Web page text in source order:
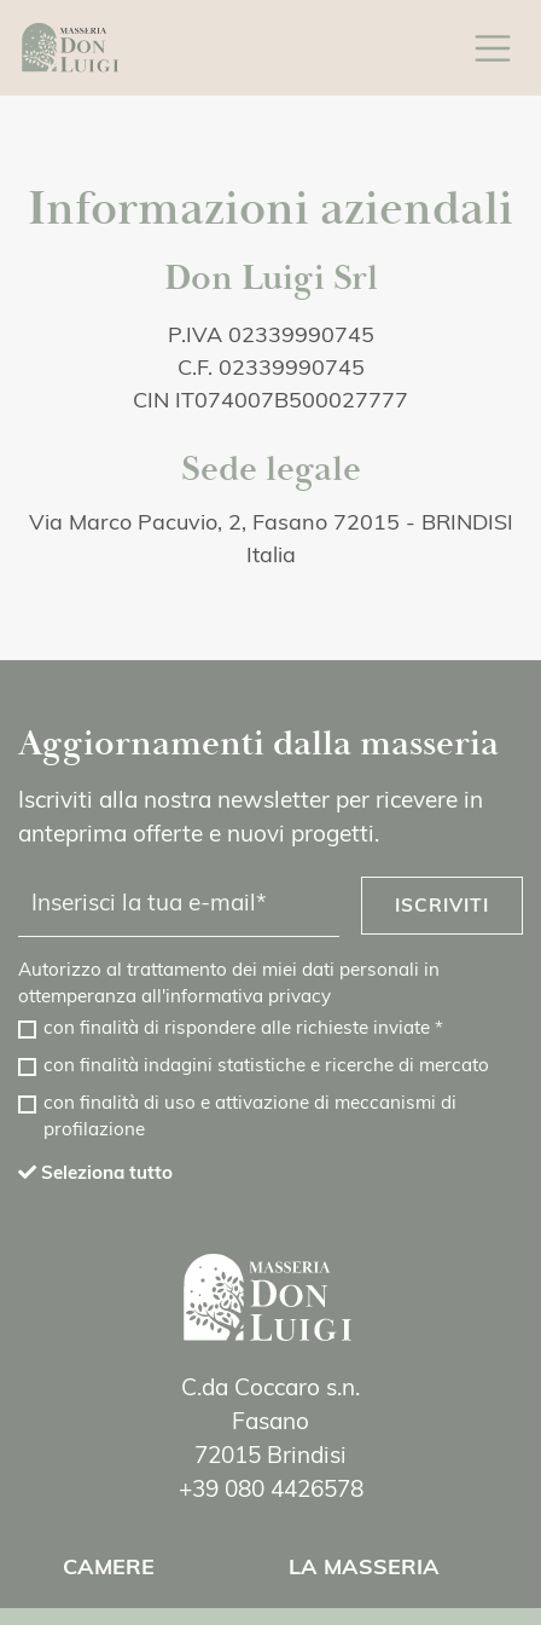
Informazioni aziendali
Don Luigi Srl
P.IVA 02339990745
C.F. 02339990745
CIN IT074007B500027777
Sede legale
Via Marco Pacuvio, 2, Fasano 72015 - BRINDISI
Italia
C.da Coccaro s.n.
Fasano
72015 Brindisi
+39 080 4426578
CAMERE LA MASSERIA
Aggiornamenti dalla masseria
Iscriviti alla nostra newsletter per ricevere in
anteprima offerte e nuovi progetti.
ISCRIVITI
Autorizzo al trattamento dei miei dati personali in
ottemperanza all'informativa privacy
con finalità di rispondere alle richieste inviate*
con finalità indagini statistiche e ricerche di mercato
con finalità di uso e attivazione di meccanismi di
profilazione
Seleziona tutto